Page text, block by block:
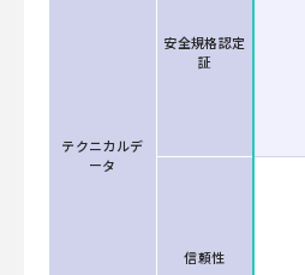
テクニカルデ
ータ
安全規格認定
証
信頼性